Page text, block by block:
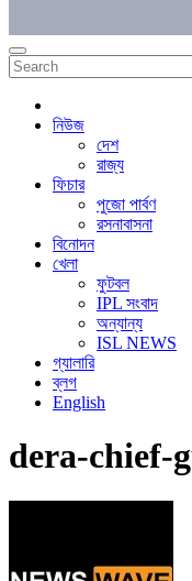
নিউজ
দেশ
রাজ্য
ফিচার
পুজো পার্বণ
রসনাবাসনা
বিনোদন
খেলা
ফুটবল
IPL সংবাদ
অন্যান্য
ISL NEWS
গ্যালারি
ব্লগ
English
dera-chief-